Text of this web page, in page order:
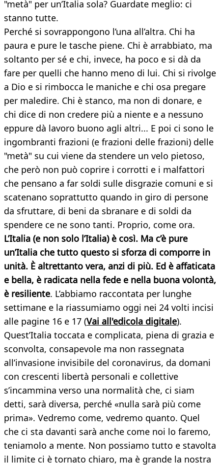
"metà" per un’Italia sola? Guardate meglio: ci
stanno tutte.
Perché si sovrappongono l’una all’altra. Chi ha
paura e pure le tasche piene. Chi è arrabbiato, ma
soltanto per sé e chi, invece, ha poco e si dà da
fare per quelli che hanno meno di lui. Chi si rivolge
a Dio e si rimbocca le maniche e chi osa pregare
per maledire. Chi è stanco, ma non di donare, e
chi dice di non credere più a niente e a nessuno
eppure dà lavoro buono agli altri... E poi ci sono le
ingombranti frazioni (e frazioni delle frazioni) delle
"metà" su cui viene da stendere un velo pietoso,
che però non può coprire i corrotti e i malfattori
che pensano a far soldi sulle disgrazie comuni e si
scatenano soprattutto quando in giro di persone
da sfruttare, di beni da sbranare e di soldi da
spendere ce ne sono tanti. Proprio, come ora.
L’Italia (e non solo l’Italia) è così. Ma c’è pure
un’Italia che tutto questo si sforza di comporre in
unità. È altrettanto vera, anzi di più. Ed è affaticata
e bella, è radicata nella fede e nella buona volontà,
è resiliente. L’abbiamo raccontata per lunghe
settimane e la riassumiamo oggi nei 24 volti incisi
alle pagine 16 e 17 (Vai all'edicola digitale).
Quest’Italia toccata e complicata, piena di grazia e
sconvolta, consapevole ma non rassegnata
all’invasione invisibile del coronavirus, da domani
con crescenti libertà personali e collettive
s’incammina verso una normalità che, ci siam
detti, sarà diversa, perché «nulla sarà più come
prima». Vedremo come, vedremo quanto. Quel
che ci sta davanti sarà anche come noi lo faremo,
teniamolo a mente. Non possiamo tutto e stavolta
il limite ci è tornato chiaro, ma è grande la nostra